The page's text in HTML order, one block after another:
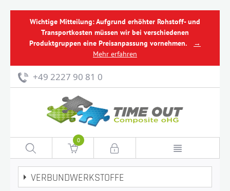
Wichtige Mitteilung: Aufgrund erhöhter Rohstoff- und
Transportkosten müssen wir bei verschiedenen
Produktgruppen eine Preisanpassung vornehmen.
→
Mehr erfahren
+49 2227 90 81 0
0
VERBUNDWERKSTOFFE